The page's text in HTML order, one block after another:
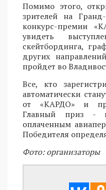
Помимо этого,
зрителей на
конкурс-премии
увидеть
скейтбординга,
других
пройдет во
Все, кто
автоматически
от «КАРДО» и
Главный приз -
оплаченным
Победителя
Фото: организаторы